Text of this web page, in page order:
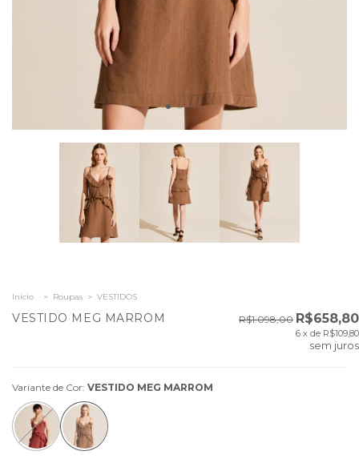
Início > Roupas > VESTIDOS
VESTIDO MEG MARROM R$1.098,00 R$658,80
6 x de R$109,80
sem juros
Variante de Cor: VESTIDO MEG MARROM